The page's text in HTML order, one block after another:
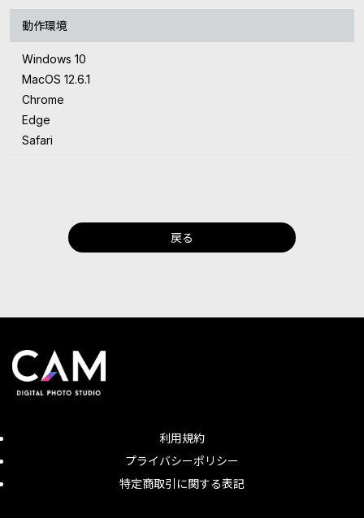
動作環境
Windows 10
MacOS 12.6.1
Chrome
Edge
Safari
戻る
利用規約
プライバシーポリシー
特定商取引に関する表記